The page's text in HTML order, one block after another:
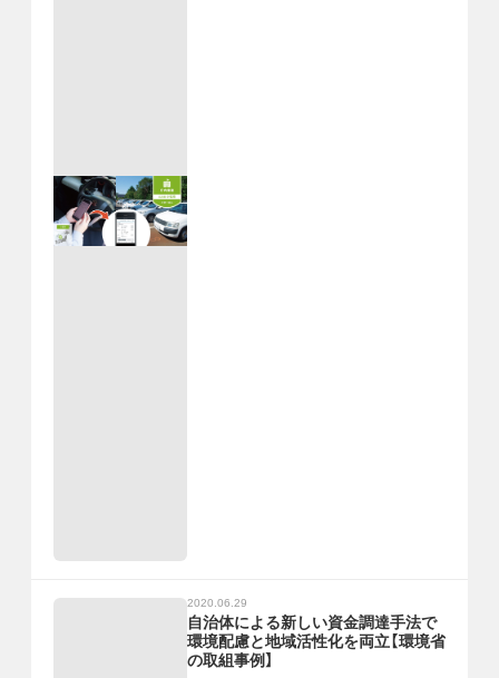
2020.06.29
自治体による新しい資金調達手法で
環境配慮と地域活性化を両立【環境省
の取組事例】